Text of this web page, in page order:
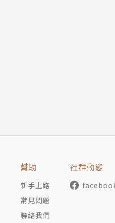
幫助
新手上路
常見問題
聯絡我們
社群動態